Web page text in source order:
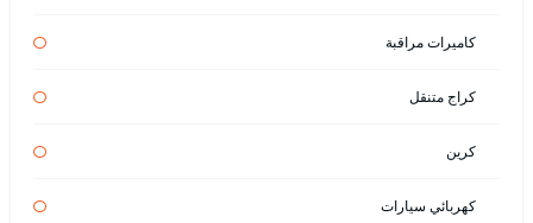
كاميرات مراقبة
كراج متنقل
كرين
كهربائي سيارات